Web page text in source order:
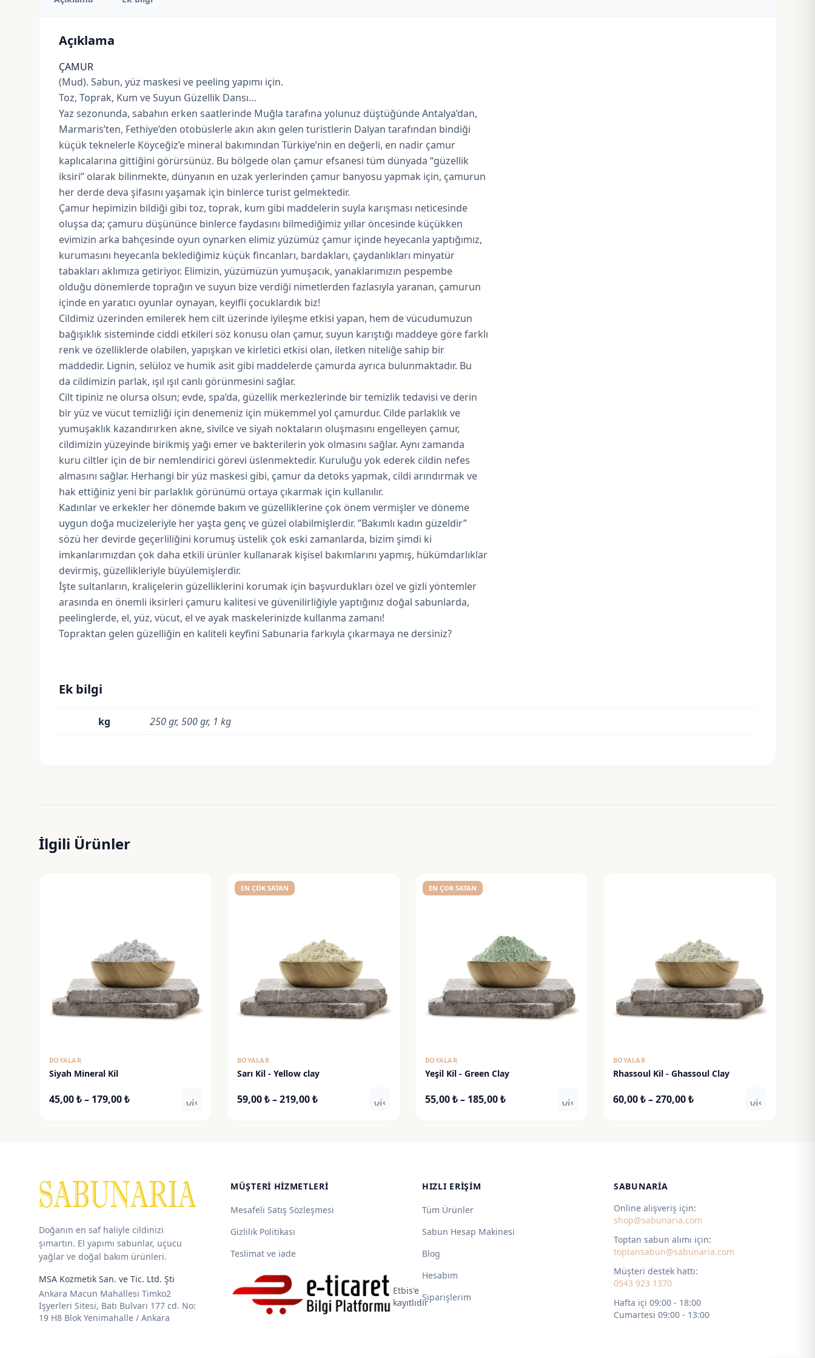
Açıklama
ÇAMUR
(Mud). Sabun, yüz maskesi ve peeling yapımı için.
Toz, Toprak, Kum ve Suyun Güzellik Dansı…
Yaz sezonunda, sabahın erken saatlerinde Muğla tarafına yolunuz düştüğünde Antalya’dan,
Marmaris’ten, Fethiye’den otobüslerle akın akın gelen turistlerin Dalyan tarafından bindiği
küçük teknelerle Köyceğiz’e mineral bakımından Türkiye’nin en değerli, en nadir çamur
kaplıcalarına gittiğini görürsünüz. Bu bölgede olan çamur efsanesi tüm dünyada “güzellik
iksiri” olarak bilinmekte, dünyanın en uzak yerlerinden çamur banyosu yapmak için, çamurun
her derde deva şifasını yaşamak için binlerce turist gelmektedir.
Çamur hepimizin bildiği gibi toz, toprak, kum gibi maddelerin suyla karışması neticesinde
oluşsa da; çamuru düşününce binlerce faydasını bilmediğimiz yıllar öncesinde küçükken
evimizin arka bahçesinde oyun oynarken elimiz yüzümüz çamur içinde heyecanla yaptığımız,
kurumasını heyecanla beklediğimiz küçük fincanları, bardakları, çaydanlıkları minyatür
tabakları aklımıza getiriyor. Elimizin, yüzümüzün yumuşacık, yanaklarımızın pespembe
olduğu dönemlerde toprağın ve suyun bize verdiği nimetlerden fazlasıyla yaranan, çamurun
içinde en yaratıcı oyunlar oynayan, keyifli çocuklardık biz!
Cildimiz üzerinden emilerek hem cilt üzerinde iyileşme etkisi yapan, hem de vücudumuzun
bağışıklık sisteminde ciddi etkileri söz konusu olan çamur, suyun karıştığı maddeye göre farklı
renk ve özelliklerde olabilen, yapışkan ve kirletici etkisi olan, iletken niteliğe sahip bir
maddedir. Lignin, selüloz ve humik asit gibi maddelerde çamurda ayrıca bulunmaktadır. Bu
da cildimizin parlak, ışıl ışıl canlı görünmesini sağlar.
Cilt tipiniz ne olursa olsun; evde, spa’da, güzellik merkezlerinde bir temizlik tedavisi ve derin
bir yüz ve vücut temizliği için denemeniz için mükemmel yol çamurdur. Cilde parlaklık ve
yumuşaklık kazandırırken akne, sivilce ve siyah noktaların oluşmasını engelleyen çamur,
cildimizin yüzeyinde birikmiş yağı emer ve bakterilerin yok olmasını sağlar. Aynı zamanda
kuru ciltler için de bir nemlendirici görevi üslenmektedir. Kuruluğu yok ederek cildin nefes
almasını sağlar. Herhangi bir yüz maskesi gibi, çamur da detoks yapmak, cildi arındırmak ve
hak ettiğiniz yeni bir parlaklık görünümü ortaya çıkarmak için kullanılır.
Kadınlar ve erkekler her dönemde bakım ve güzelliklerine çok önem vermişler ve döneme
uygun doğa mucizeleriyle her yaşta genç ve güzel olabilmişlerdir. ”Bakımlı kadın güzeldir”
sözü her devirde geçerliliğini korumuş üstelik çok eski zamanlarda, bizim şimdi ki
imkanlarımızdan çok daha etkili ürünler kullanarak kişisel bakımlarını yapmış, hükümdarlıklar
devirmiş, güzellikleriyle büyülemişlerdir.
İşte sultanların, kraliçelerin güzelliklerini korumak için başvurdukları özel ve gizli yöntemler
arasında en önemli iksirleri çamuru kalitesi ve güvenilirliğiyle yaptığınız doğal sabunlarda,
peelinglerde, el, yüz, vücut, el ve ayak maskelerinizde kullanma zamanı!
Topraktan gelen güzelliğin en kaliteli keyfini Sabunaria farkıyla çıkarmaya ne dersiniz?
Ek bilgi
kg 250 gr, 500 gr, 1 kg
İlgili Ürünler
BOYALAR
Siyah Mineral Kil
45,00₺– 179,00₺Fiyat
visibility
EN ÇOK SATAN
BOYALAR
Sarı Kil - Yellow clay
59,00₺–219,00₺Fiyat
visibility
EN ÇOK SATAN
BOYALAR
Yeşil Kil - Green Clay
55,00₺– 185,00₺Fiyat
visibility
BOYALAR
Rhassoul Kil - Ghassoul Clay
60,00₺–270,00₺Fiyat
visibility
Doğanın en saf haliyle cildinizi
şımartın. El yapımı sabunlar, uçucu
yağlar ve doğal bakım ürünleri.
MSA Kozmetik San. ve Tic. Ltd. Şti
Ankara Macun Mahallesi Timko2
İşyerleri Sitesi, Batı Bulvarı 177 cd. No:
19 H8 Blok Yenimahalle / Ankara
MÜŞTERI HIZMETLERI
Mesafeli Satış Sözleşmesi
Gizlilik Politikası
Teslimat ve iade
Etbis'e
kayıtlıdır
HIZLI ERIŞIM
Tüm Ürünler
Sabun Hesap Makinesi
Blog
Hesabım
Siparişlerim
SABUNARIA
Online alışveriş için:
shop@sabunaria.com
Toptan sabun alımı için:
toptansabun@sabunaria.com
Müşteri destek hattı:
0543 923 1370
Hafta içi 09:00 - 18:00
Cumartesi 09:00 - 13:00